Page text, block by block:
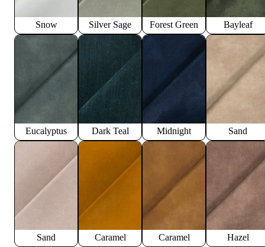
Snow Silver Sage Forest Green Bayleaf
Eucalyptus Dark Teal Midnight Sand
Sand Caramel Caramel
Hazel